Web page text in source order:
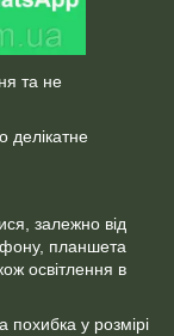
та не
делікатне
залежно від
планшета
освітлення в
у розмірі